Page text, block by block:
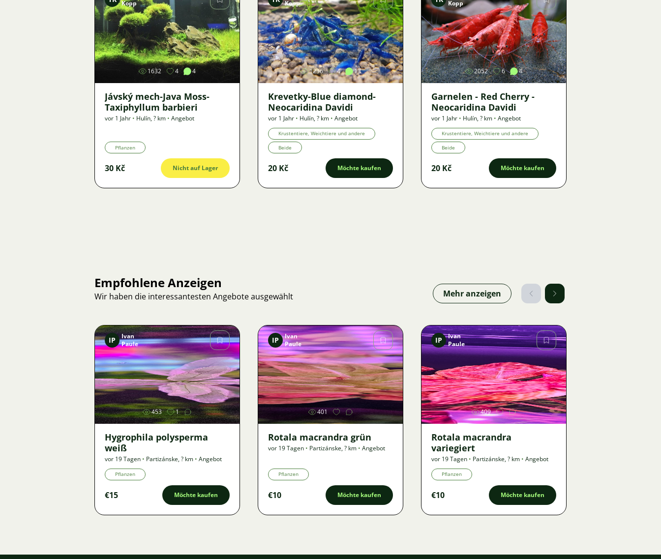
Bild
Kopp
1632 4 4
Jávský mech-Java Moss-
Taxiphyllum barbieri
vor 1 Jahr • Hulín,? km • Angebot
Pflanzen
30 Kč Nicht auf Lager
Bild
Kopp
1236 4 13
Krevetky-Blue diamond-
Neocaridina Davidi
vor 1 Jahr • Hulín,? km • Angebot
Krustentiere, Weichtiere und andere
Beide
20 Kč Möchte kaufen
Bild
Kopp
2052 6 4
Garnelen - Red Cherry -
Neocaridina Davidi
vor 1 Jahr • Hulín,? km • Angebot
Krustentiere, Weichtiere und andere
Beide
20 Kč Möchte kaufen
Empfohlene Anzeigen
Wir haben die interessantesten Angebote ausgewählt Mehr anzeigen
Bild
IP
Ivan
Paule
453 1
Hygrophila polysperma
weiß
vor 19 Tagen • Partizánske,? km • Angebot
Pflanzen
€15 Möchte kaufen
Bild
IP
Ivan
Paule
401
Rotala macrandra grün
vor 19 Tagen • Partizánske,? km • Angebot
Pflanzen
€10 Möchte kaufen
Bild
IP
Ivan
Paule
409
Rotala macrandra
variegiert
vor 19 Tagen • Partizánske,? km • Angebot
Pflanzen
€10 Möchte kaufen